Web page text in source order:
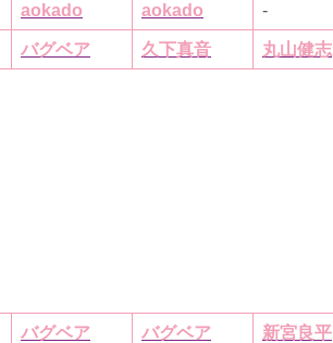
aokado aokado -
バグベア 久下真音 丸山健志
バグベア バグベア 新宮良平